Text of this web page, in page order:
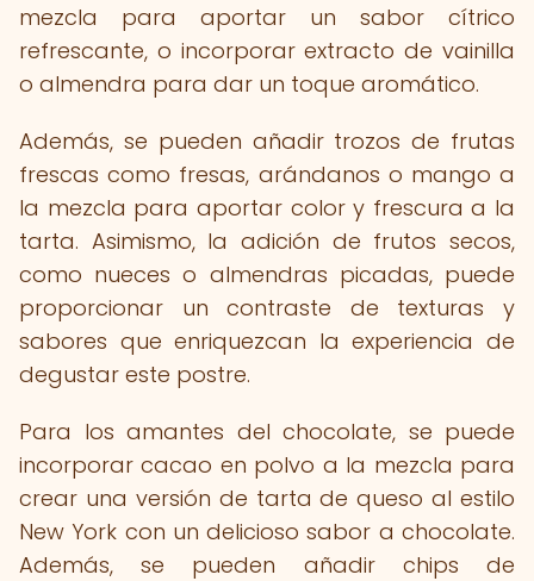
mezcla para aportar un sabor cítrico
refrescante, o incorporar extracto de vainilla
o almendra para dar un toque aromático.
Además, se pueden añadir trozos de frutas
frescas como fresas, arándanos o mango a
la mezcla para aportar color y frescura a la
tarta. Asimismo, la adición de frutos secos,
como nueces o almendras picadas, puede
proporcionar un contraste de texturas y
sabores que enriquezcan la experiencia de
degustar este postre.
Para los amantes del chocolate, se puede
incorporar cacao en polvo a la mezcla para
crear una versión de tarta de queso al estilo
New York con un delicioso sabor a chocolate.
Además, se pueden añadir chips de